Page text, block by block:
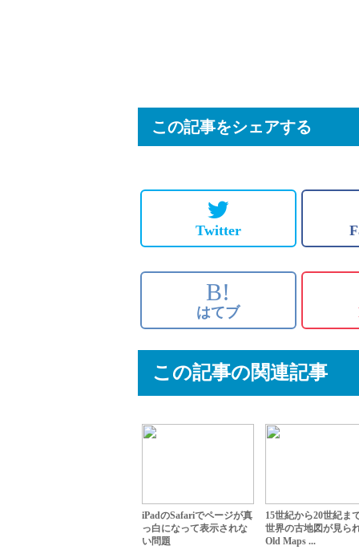
この記事をシェアする
Twitter
B!
はてブ
この記事の関連記事
iPadのSafariでページが真
っ白になって表示されな
い問題
15世紀から20世紀ま
世界の古地図が見ら
Old Maps ...